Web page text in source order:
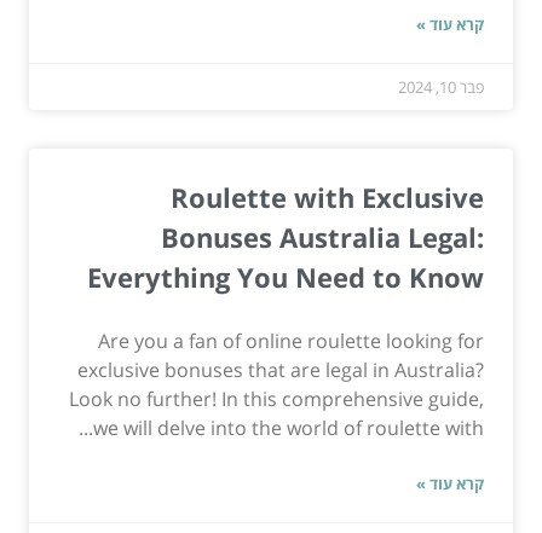
קרא עוד »
פבר 10, 2024
Roulette with Exclusive
Bonuses Australia Legal:
Everything You Need to Know
Are you a fan of online roulette looking for
exclusive bonuses that are legal in Australia?
Look no further! In this comprehensive guide,
we will delve into the world of roulette with...
קרא עוד »